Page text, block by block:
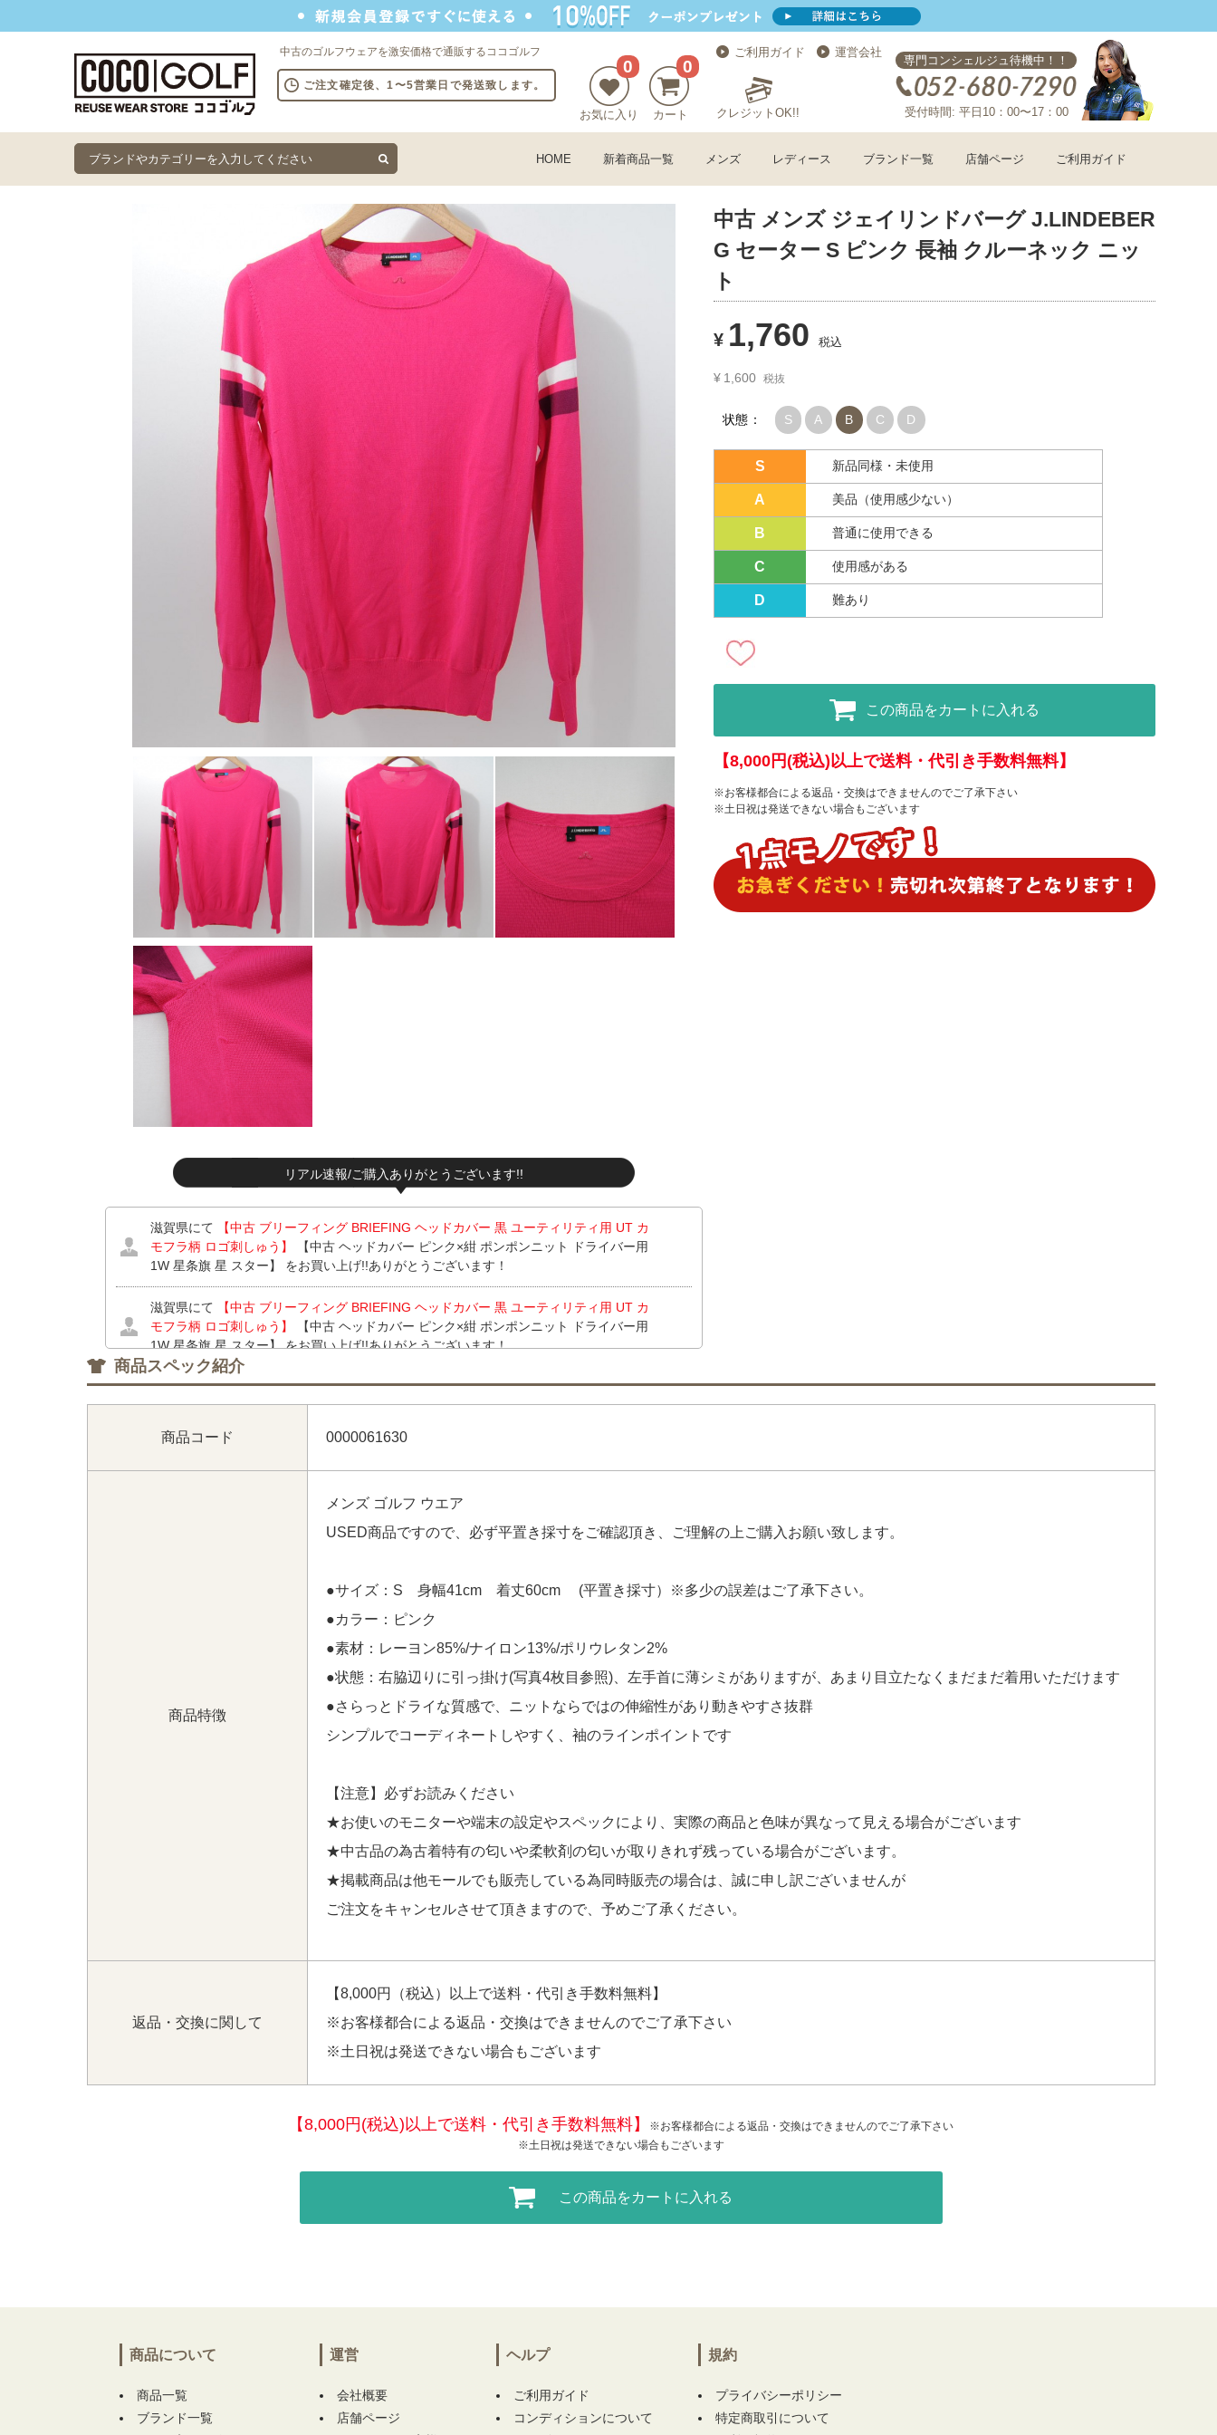
中古のゴルフウェアを激安価格で通販するココゴルフ
ご注文確定後、1〜5営業日で発送致します。
0
お気に入り
0
カート
ご利用ガイド 運営会社
クレジットOK!!
専門コンシェルジュ待機中！！
受付時間: 平日10：00〜17：00
HOME 新着商品一覧 メンズ レディース ブランド一覧 店舗ページ ご利用ガイド
リアル速報/ご購入ありがとうございます!!
滋賀県にて 【中古 ブリーフィング BRIEFING ヘッドカバー 黒 ユーティリティ用 UT カ
モフラ柄 ロゴ刺しゅう】
【中古 ヘッドカバー ピンク×紺 ポンポンニット ドライバー用
1W 星条旗 星 スター】 をお買い上げ!!ありがとうございます！
滋賀県にて 【中古 ブリーフィング BRIEFING ヘッドカバー 黒 ユーティリティ用 UT カ
モフラ柄 ロゴ刺しゅう】
【中古 ヘッドカバー ピンク×紺 ポンポンニット ドライバー用
1W 星条旗 星 スター】 をお買い上げ!!ありがとうございます！
滋賀県にて【中古 ブリーフィング BRIEFING ヘッドカバー 黒 ユーティリティ用 UT カ
モフラ柄 ロゴ刺しゅう】をお買い上げ!!ありがとうございます！
埼玉県にて
【中古 ニューバランスゴルフ New Balance golf レインキャップ フリー ネイ
スゴルフ New Balance golf 半袖ポロシャツ 5(L) 黄色 イエロー チェック キャップ柄 メッ
シュ調】 をお買い上げ!!ありがとうございます！
【中古 メンズ ニューバランスゴルフ New Balance golf
中古 メンズ ジェイリンドバーグ J.LINDEBER
G セーター S ピンク 長袖 クルーネック ニッ
ト
¥ 1,760 税込
¥ 1,600 税抜
状態： S A B C D
S 新品同様・未使用
A 美品（使用感少ない）
B 普通に使用できる
C 使用感がある
D 難あり
この商品をカートに入れる
【8,000円(税込)以上で送料・代引き手数料無料】
※お客様都合による返品・交換はできませんのでご了承下さい
※土日祝は発送できない場合もございます
商品スペック紹介
商品コード 0000061630
商品特徴
メンズ ゴルフ ウエア
USED商品ですので、必ず平置き採寸をご確認頂き、ご理解の上ご購入お願い致します。
●サイズ：S 身幅41cm 着丈60cm (平置き採寸）※多少の誤差はご了承下さい。
●カラー：ピンク
●素材：レーヨン85%/ナイロン13%/ポリウレタン2%
●状態：右脇辺りに引っ掛け(写真4枚目参照)、左手首に薄シミがありますが、あまり目立たなくまだまだ着用いただけます
●さらっとドライな質感で、ニットならではの伸縮性があり動きやすさ抜群
シンプルでコーディネートしやすく、袖のラインポイントです
【注意】必ずお読みください
★お使いのモニターや端末の設定やスペックにより、実際の商品と色味が異なって見える場合がございます
★中古品の為古着特有の匂いや柔軟剤の匂いが取りきれず残っている場合がございます。
★掲載商品は他モールでも販売している為同時販売の場合は、誠に申し訳ございませんが
ご注文をキャンセルさせて頂きますので、予めご了承ください。
返品・交換に関して
【8,000円（税込）以上で送料・代引き手数料無料】
※お客様都合による返品・交換はできませんのでご了承下さい
※土日祝は発送できない場合もございます
【8,000円(税込)以上で送料・代引き手数料無料】
※お客様都合による返品・交換はできませんのでご了承下さい
※土日祝は発送できない場合もございます
この商品をカートに入れる
商品について
商品一覧
ブランド一覧
運営
会社概要
店舗ページ
ヘルプ
ご利用ガイド
コンディションについて
規約
プライバシーポリシー
特定商取引について